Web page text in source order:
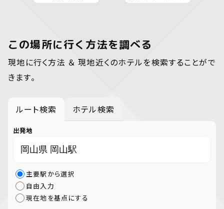
この場所に行く方法を調べる
現地に行く方法 ＆ 現地近くのホテルを検索することがで
きます。
ルート検索 ホテル検索
出発地
主要駅から選択
自由入力
現在地を基点にする